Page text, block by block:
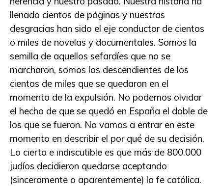
llenado cientos de páginas y nuestras
desgracias han sido el eje conductor de cientos
o miles de novelas y documentales. Somos la
semilla de aquellos sefardíes que no se
marcharon, somos los descendientes de los
cientos de miles que se quedaron en el
momento de la expulsión. No podemos olvidar
el hecho de que se quedó en España el doble de
los que se fueron. No vamos a entrar en este
momento en describir el por qué de su decisión.
Lo cierto e indiscutible es que más de 800.000
judíos decidieron quedarse aceptando
(sinceramente o aparentemente) la fe católica.